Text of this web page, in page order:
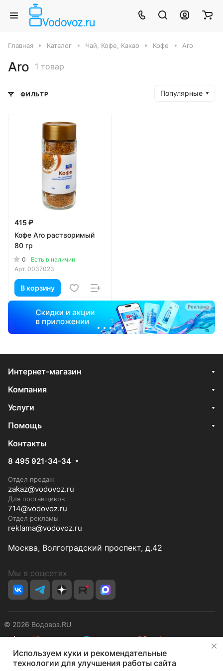
Главная Каталог Чай, Кофе, Какао Кофе Aro
Aro 1 товар
ФИЛЬТР Популярные
415 ₽
Кофе Aro растворимый
80 гр
0
Есть в наличии
Арт. 0037023
В корзину
Реклама
Интернет-магазин
Компания
Услуги
Помощь
Контакты
8 495 921-34-34
Отдел продаж
zakaz@vodovoz.ru
Для поставщиков
714@vodovoz.ru
Отдел рекламы
reklama@vodovoz.ru
Москва, Волгоградский проспект, д.42
Мы в соцсетях
© 2026 Водовоз.RU
КонфиденциальностьОферта
Используем куки и рекомендательные
технологии для улучшения работы сайта